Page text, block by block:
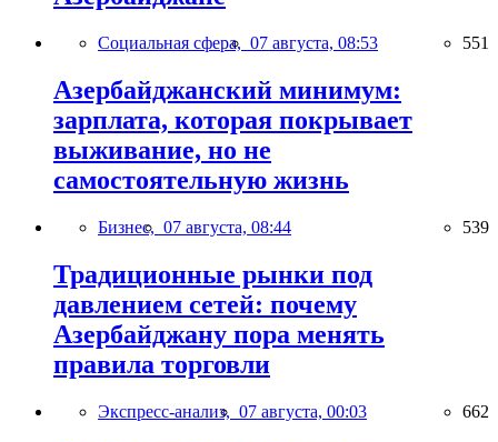
Социальная сфера, 07 августа, 08:53 551
Азербайджанский минимум:
зарплата, которая покрывает
выживание, но не
самостоятельную жизнь
Бизнес, 07 августа, 08:44 539
Традиционные рынки под
давлением сетей: почему
Азербайджану пора менять
правила торговли
Экспресс-анализ, 07 августа, 00:03 662